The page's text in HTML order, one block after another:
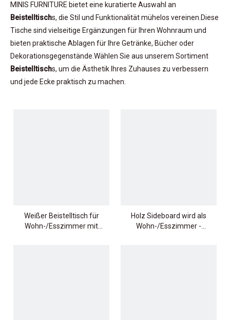
MINIS FURNITURE bietet eine kuratierte Auswahl an
Beistelltischs, die Stil und Funktionalität mühelos vereinen.Diese
Tische sind vielseitige Ergänzungen für Ihren Wohnraum und
bieten praktische Ablagen für Ihre Getränke, Bücher oder
Dekorationsgegenstände.Wählen Sie aus unserem Sortiment
Beistelltischs, um die Ästhetik Ihres Zuhauses zu verbessern
und jede Ecke praktisch zu machen.
Weißer Beistelltisch für
Wohn-/Esszimmer mit
Holz Sideboard wird als
Wohn-/Esszimmer -